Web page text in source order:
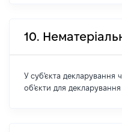
10.
У суб'єкта декларування
об'єкти для декларування